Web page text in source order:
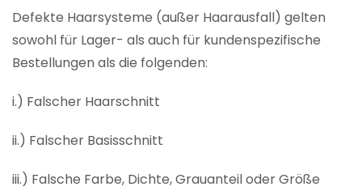
Defekte Haarsysteme (außer Haarausfall) gelten
sowohl für Lager- als auch für kundenspezifische
Bestellungen als die folgenden:
i.) Falscher Haarschnitt
ii.) Falscher Basisschnitt
iii.) Falsche Farbe, Dichte, Grauanteil oder Größe